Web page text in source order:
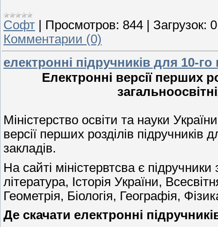
Софт Просмотров: 844 Загрузок: 0
Комментарии (0)
електронні підручників для 10-го
Електронні версії перших
Міністерство освіти та науки
версії перших розділів підручників
закладів.
На сайті міністервтсва є
література, Історія України,
Геометрія, Біологія, Географія,
Де скачати електронні